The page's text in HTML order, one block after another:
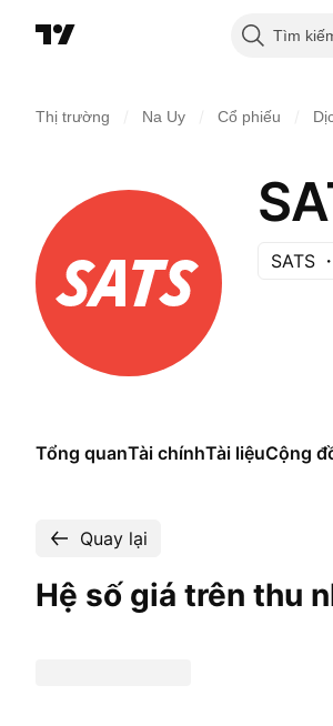
Tìm
Thị trường Na Uy Cổ phiếu
SATS
Tổng quanTài chínhTài liệuCộng
Quay lại
Hệ số giá trên thu